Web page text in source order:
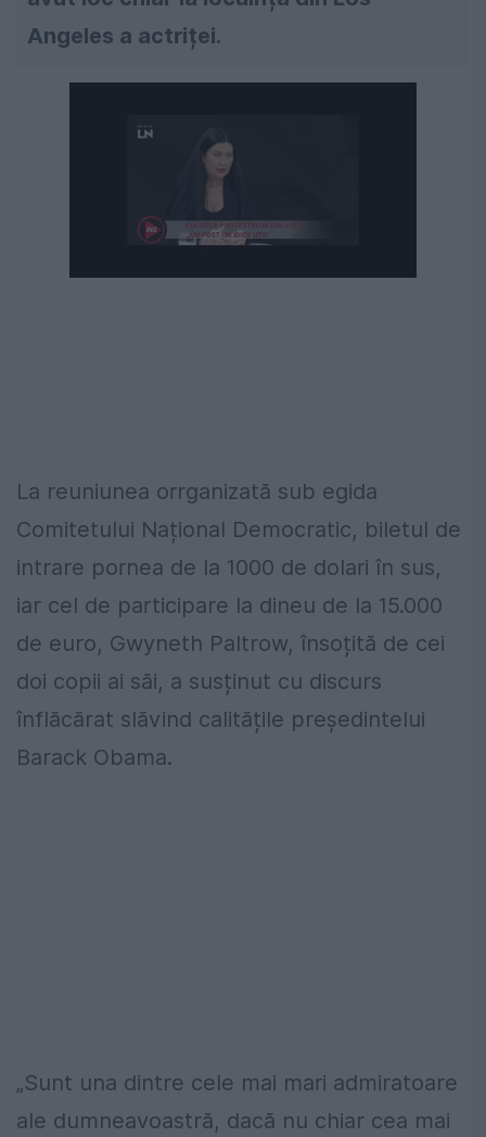
Angeles a actriței.
La reuniunea orrganizată sub egida
Comitetului Național Democratic, biletul de
intrare pornea de la 1000 de dolari în sus,
iar cel de participare la dineu de la 15.000
de euro, Gwyneth Paltrow, însoțită de cei
doi copii ai săi, a susținut cu discurs
înflăcărat slăvind calitățile președintelui
Barack Obama.
„Sunt una dintre cele mai mari admiratoare
ale dumneavoastră, dacă nu chiar cea mai